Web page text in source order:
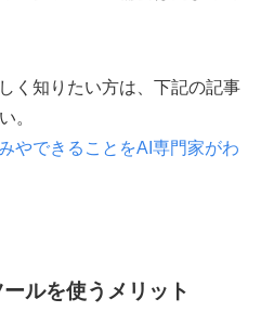
く知りたい方は、下記の記事
。
やできることをAI専門家がわ
ルを使うメリット